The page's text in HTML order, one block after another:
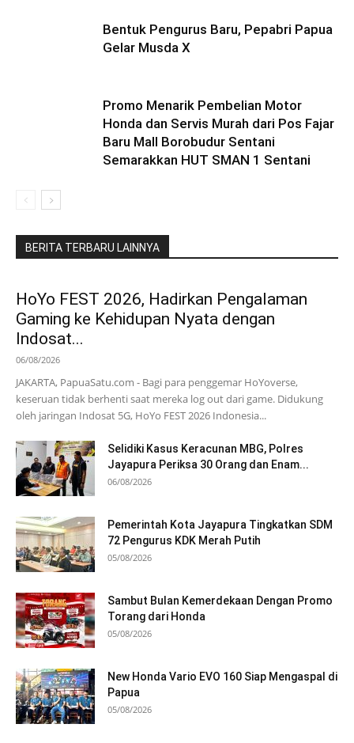
Bentuk Pengurus Baru, Pepabri Papua
Gelar Musda X
Promo Menarik Pembelian Motor
Honda dan Servis Murah dari Pos Fajar
Baru Mall Borobudur Sentani
Semarakkan HUT SMAN 1 Sentani
BERITA TERBARU LAINNYA
HoYo FEST 2026, Hadirkan Pengalaman
Gaming ke Kehidupan Nyata dengan
Indosat...
06/08/2026
JAKARTA, PapuaSatu.com - Bagi para penggemar HoYoverse,
keseruan tidak berhenti saat mereka log out dari game. Didukung
oleh jaringan Indosat 5G, HoYo FEST 2026 Indonesia...
Selidiki Kasus Keracunan MBG, Polres
Jayapura Periksa 30 Orang dan Enam...
06/08/2026
Pemerintah Kota Jayapura Tingkatkan SDM
72 Pengurus KDK Merah Putih
05/08/2026
Sambut Bulan Kemerdekaan Dengan Promo
Torang dari Honda
05/08/2026
New Honda Vario EVO 160 Siap Mengaspal di
Papua
05/08/2026